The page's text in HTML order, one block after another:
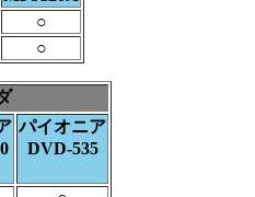
○
○
パイオニア
DVD-535